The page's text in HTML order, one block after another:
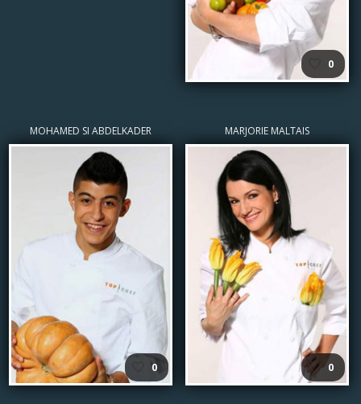
0
MOHAMED SI ABDELKADER
0
MARJORIE MALTAIS
🤍 0